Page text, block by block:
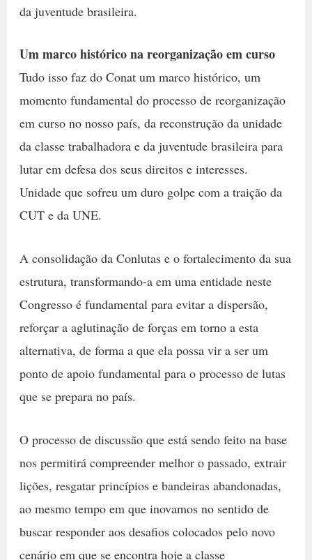
da juventude brasileira.
Um marco histórico na reorganização em curso
Tudo isso faz do Conat um marco histórico, um
momento fundamental do processo de reorganização
em curso no nosso país, da reconstrução da unidade
da classe trabalhadora e da juventude brasileira para
lutar em defesa dos seus direitos e interesses.
Unidade que sofreu um duro golpe com a traição da
CUT e da UNE.
A consolidação da Conlutas e o fortalecimento da sua
estrutura, transformando-a em uma entidade neste
Congresso é fundamental para evitar a dispersão,
reforçar a aglutinação de forças em torno a esta
alternativa, de forma a que ela possa vir a ser um
ponto de apoio fundamental para o processo de lutas
que se prepara no país.
O processo de discussão que está sendo feito na base
nos permitirá compreender melhor o passado, extrair
lições, resgatar princípios e bandeiras abandonadas,
ao mesmo tempo em que inovamos no sentido de
buscar responder aos desafios colocados pelo novo
cenário em que se encontra hoje a classe